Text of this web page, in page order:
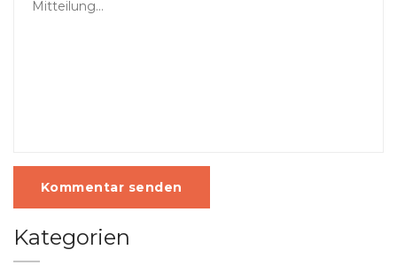
Kommentar senden
Kategorien